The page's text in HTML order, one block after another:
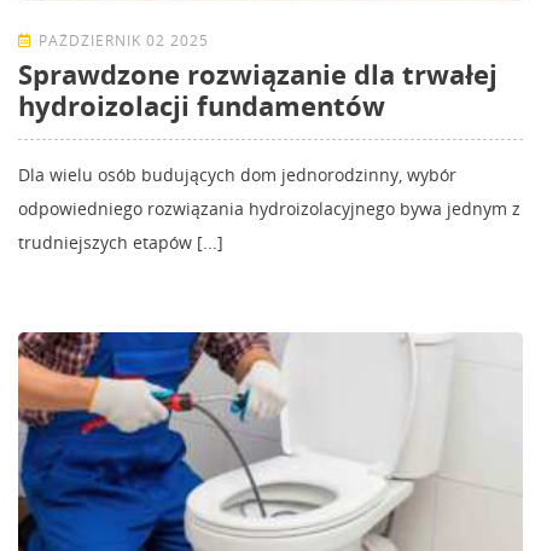
PAŹDZIERNIK 02 2025
Sprawdzone rozwiązanie dla trwałej
hydroizolacji fundamentów
Dla wielu osób budujących dom jednorodzinny, wybór
odpowiedniego rozwiązania hydroizolacyjnego bywa jednym z
trudniejszych etapów [...]